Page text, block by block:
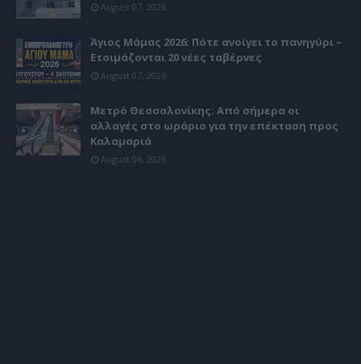
August 07, 2026
Άγιος Μάμας 2026: Πότε ανοίγει το πανηγύρι –
Ετοιμάζονται 20 νέες ταβέρνες
August 07, 2026
Μετρό Θεσσαλονίκης: Από σήμερα οι
αλλαγές στο ωράριο για την επέκταση προς
Καλαμαριά
August 06, 2026